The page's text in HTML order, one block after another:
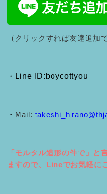
（クリックすれば友達追加
・ Line ID:boycottyou
・ Mail:
「モルタル造形の件で」と
ますので、Lineでお気軽に